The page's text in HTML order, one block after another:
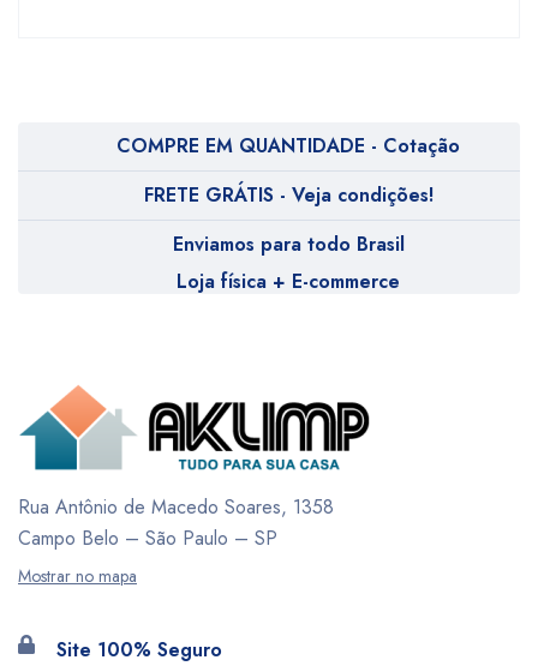
COMPRE EM QUANTIDADE - Cotação
FRETE GRÁTIS - Veja condições!
Enviamos para todo Brasil
Loja física + E-commerce
Rua Antônio de Macedo Soares, 1358
Campo Belo – São Paulo – SP
Mostrar no mapa
Site 100% Seguro